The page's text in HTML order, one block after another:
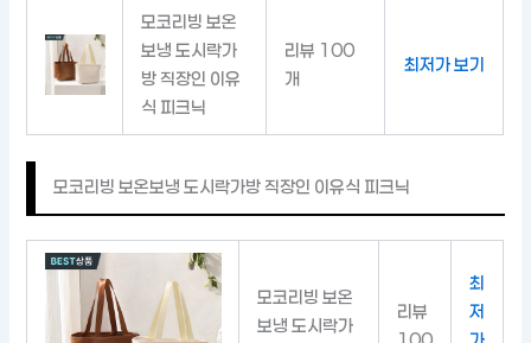
모코리빙 보온
보냉 도시락가
방 직장인 이유
식 피크닉
리뷰 100
개
최저가 보기
모코리빙 보온보냉 도시락가방 직장인 이유식 피크닉
모코리빙 보온
보냉 도시락가
리뷰
최
저